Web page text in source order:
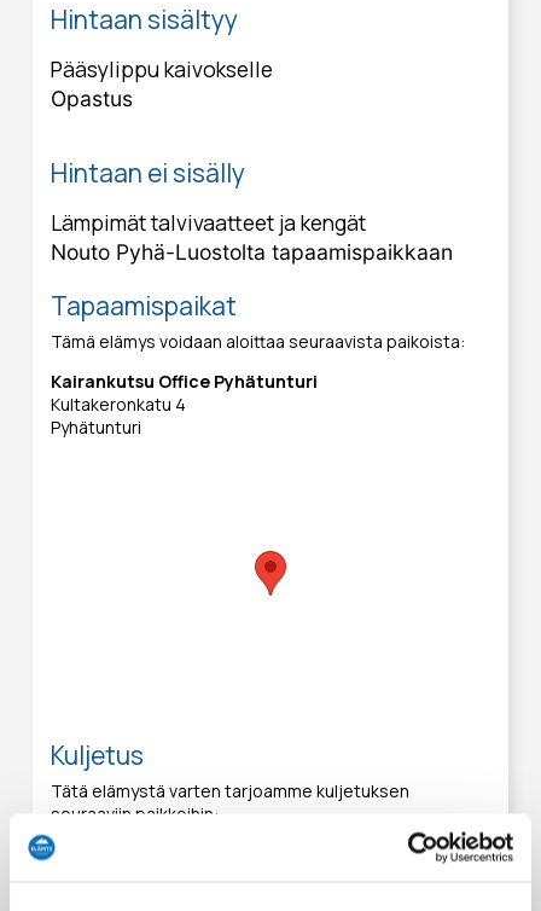
Hintaan sisältyy
Pääsylippu kaivokselle
Opastus
Hintaan ei sisälly
Lämpimät talvivaatteet ja kengät
Nouto Pyhä-Luostolta tapaamispaikkaan
Tapaamispaikat
Tämä elämys voidaan aloittaa seuraavista paikoista:
Kairankutsu Office Pyhätunturi
Kultakeronkatu 4
Pyhätunturi
Kuljetus
Tätä elämystä varten tarjoamme kuljetuksen
seuraaviin paikkoihin:
Kairankutsu Luosto, Call of the Wilderness Office-